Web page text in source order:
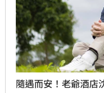
隨遇而安！老爺酒店